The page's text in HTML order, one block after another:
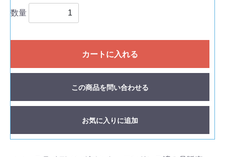
数量
カートに入れる
この商品を問い合わせる
お気に入りに追加